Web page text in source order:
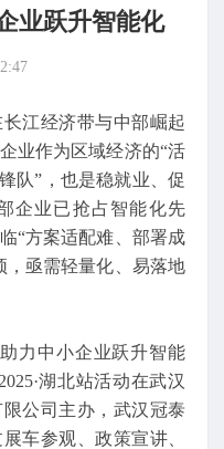
业跃升智能化
江经济带与中部崛起
业作为区域经济的“活
队”，也是稳就业、促
企业已抢占智能化先
“方案适配难、部署成
，亟需轻量化、易落地
助力中小企业跃升智能
湖北站活动在武汉
公司主办，武汉冠泰
车参观、政策宣讲、